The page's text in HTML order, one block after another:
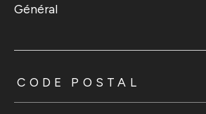
général
TRAD_ZEPHYR_Caracteristique
CODE POSTAL